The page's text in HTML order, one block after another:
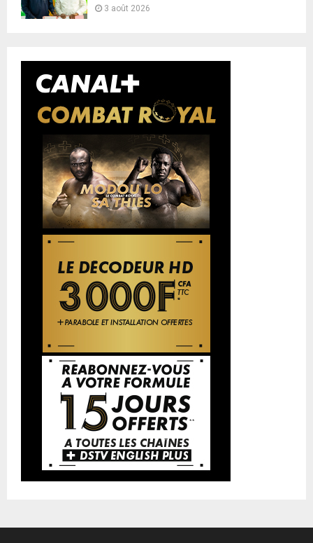
3 août 2026